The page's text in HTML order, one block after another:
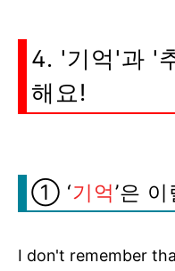
4. '기억'과 '
해요!
① ‘기억’은
I don't remember